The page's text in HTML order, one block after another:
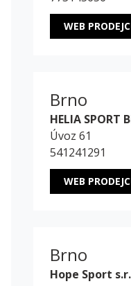
WEB
Brno
HELIA SPORT
Úvoz 61
541241291
WEB
Brno
Hope Sport